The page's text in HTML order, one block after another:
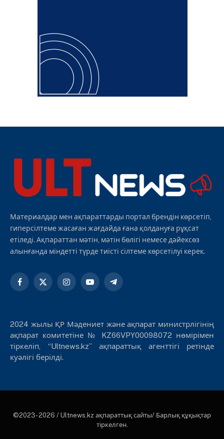
Материалдар мен ақпараттарды портал брендін көрсетіп,
гиперсілтеме жасаған жағдайда ғана қолдануға рұқсат
етіледі. Ақпараттан мәтін, мәтін бөлігі немесе дәйексөз
алынғанда міндетті түрде тиісті сілтеме көрсетілуі керек.
Facebook
X
InstagramYouTubeTelegram
2024 жылы ҚР Мәдениет және ақпарат министрлігінің
ақпарат комитетіне № KZ66VPY00098072 нөмірімен
тіркеліп, “Ultnews.kz” ақпараттық агенттігі ретінде
куәлігі берілді.
©2023- 2026 / Ultnews.kz ақпараттық сайты/ Барлық құқықтар
тіркелген.